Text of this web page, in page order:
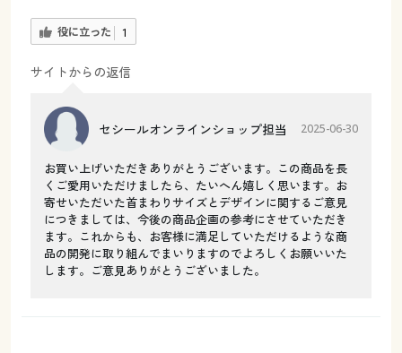
役に立った 1
サイトからの返信
セシールオンラインショップ担当 2025-06-30
お買い上げいただきありがとうございます。この商品を長
くご愛用いただけましたら、たいへん嬉しく思います。お
寄せいただいた首まわりサイズとデザインに関するご意見
につきましては、今後の商品企画の参考にさせていただき
ます。これからも、お客様に満足していただけるような商
品の開発に取り組んでまいりますのでよろしくお願いいた
します。ご意見ありがとうございました。